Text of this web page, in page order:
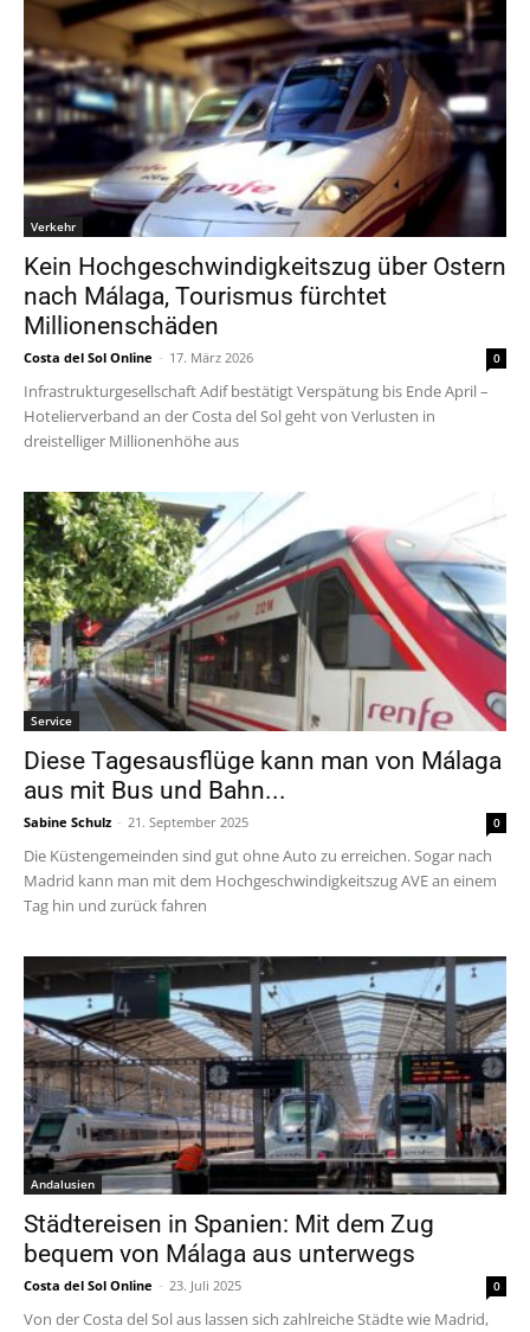
Verkehr
Kein Hochgeschwindigkeitszug über Ostern
nach Málaga, Tourismus fürchtet
Millionenschäden
Costa del Sol Online - 17. März 2026 0
Infrastrukturgesellschaft Adif bestätigt Verspätung bis Ende April –
Hotelierverband an der Costa del Sol geht von Verlusten in
dreistelliger Millionenhöhe aus
Service
Diese Tagesausflüge kann man von Málaga
aus mit Bus und Bahn...
Sabine Schulz - 21. September 2025 0
Die Küstengemeinden sind gut ohne Auto zu erreichen. Sogar nach
Madrid kann man mit dem Hochgeschwindigkeitszug AVE an einem
Tag hin und zurück fahren
Andalusien
Städtereisen in Spanien: Mit dem Zug
bequem von Málaga aus unterwegs
Costa del Sol Online - 23. Juli 2025 0
Von der Costa del Sol aus lassen sich zahlreiche Städte wie Madrid,